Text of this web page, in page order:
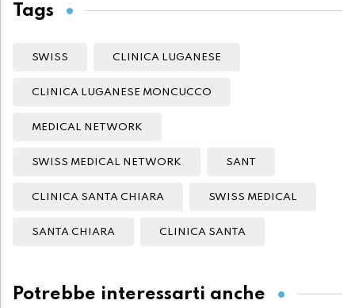
Tags
SWISS CLINICA LUGANESE
CLINICA LUGANESE MONCUCCO
MEDICAL NETWORK
SWISS MEDICAL NETWORK SANT
CLINICA SANTA CHIARA SWISS MEDICAL
SANTA CHIARA CLINICA SANTA
Potrebbe interessarti anche